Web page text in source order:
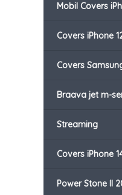
Mobil Covers
Covers iPhone
Covers
Braava jet m-
Streaming
Covers iPhone
Power Stone II